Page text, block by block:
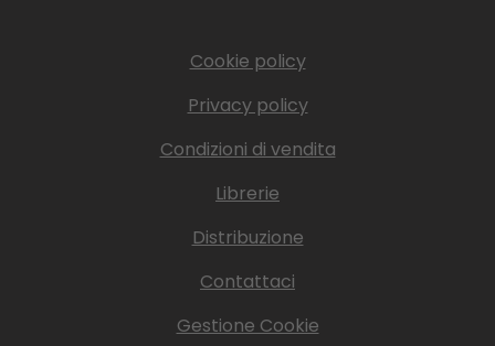
Cookie policy
Privacy policy
Condizioni di vendita
Librerie
Distribuzione
Contattaci
Gestione Cookie